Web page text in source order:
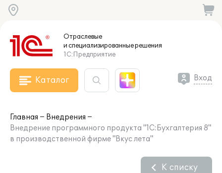
Отраслевые
и специализированныерешения
1С:Предприятие
Каталог Вход
Главная
Внедрения
Внедрение программного продукта "1С:Бухгалтерия 8"
в производственной фирме "Вкус лета"
К списку